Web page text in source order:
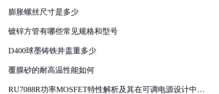
膨胀螺丝尺寸是多少
镀锌方管有哪些常见规格和型号
D400球墨铸铁井盖重多少
覆膜砂的耐高温性能如何
RU7088R功率MOSFET特性解析及其在可调电源设计中的